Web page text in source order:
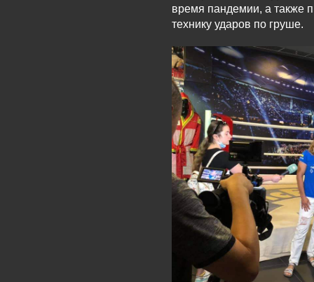
время пандемии, а также
технику ударов по груше.